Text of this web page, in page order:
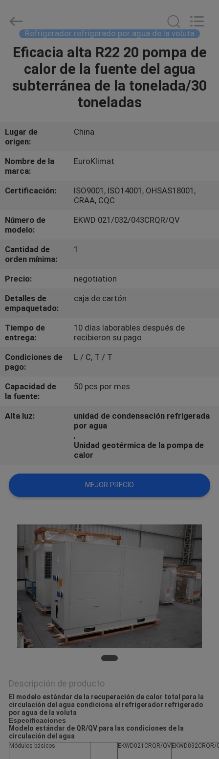
HOGAR
PRODUCTOS
NOSOTROS
VIAJE
DE
LA
FÁBRICA
CONTROL
DE
CALIDAD
ÉNTRENOS
EN
CONTACTO
CON
PIDA
CITA
NEWS
Proveedor.
Copyright
ekhvacsystems.com.
Refrigerador refrigerado por agua de la voluta
Eficacia alta R22 20 pompa de
calor de la fuente del agua
subterránea de la tonelada/30
toneladas
Lugar de
origen:
China
Nombre de la
marca:
EuroKlimat
Certificación:
ISO9001, ISO14001, OHSAS18001,
CRAA, CQC
Número de
modelo:
EKWD 021/032/043CRQR/QV
Cantidad de
orden mínima:
1
Precio:
negotiation
Detalles de
empaquetado:
caja de cartón
Tiempo de
entrega:
10 días laborables después de
recibieron su pago
Condiciones de
pago:
L / C, T / T
Capacidad de
la fuente:
50 pcs por mes
Alta luz:
unidad de condensación refrigerada
por agua
,
Unidad geotérmica de la pompa de
calor
MEJOR PRECIO
Descripción de producto
El modelo estándar de la recuperación de calor total para la
circulación del agua condiciona el refrigerador refrigerado
por agua de la voluta
Especificaciones
Modelo estándar de QR/QV para las condiciones de la
circulación del agua
Módulos básicos EKWD021CRQR/QV EKWD032CRQR/